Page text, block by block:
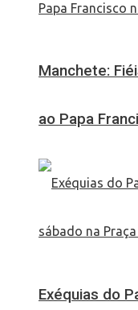
Manchete:
ao Papa
Exéquias do